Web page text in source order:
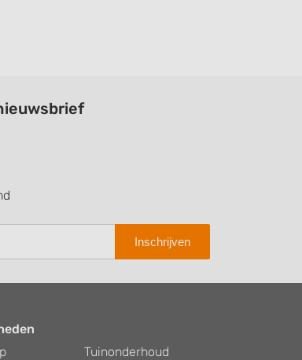
Inschrijven
Tuinonderhoud